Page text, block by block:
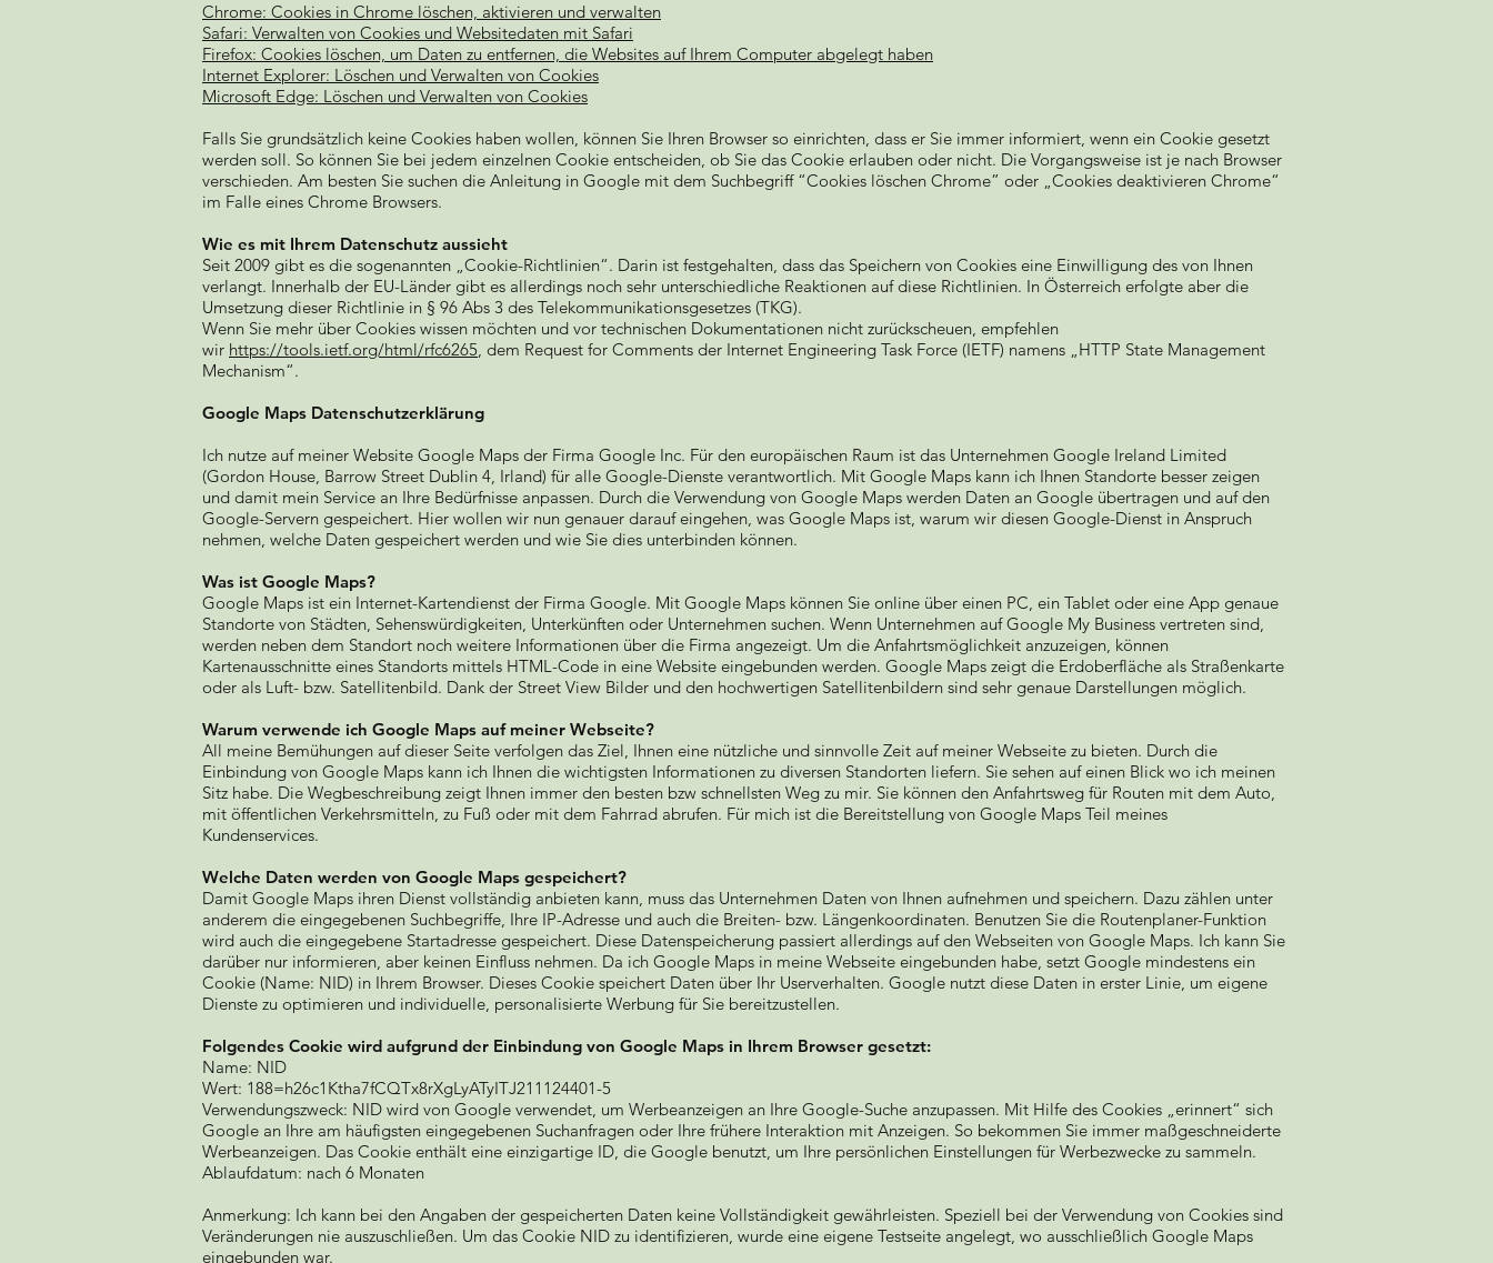
Chrome: Cookies in Chrome löschen, aktivieren und verwalten
Safari: Verwalten von Cookies und Websitedaten mit Safari
Firefox: Cookies löschen, um Daten zu entfernen, die Websites auf Ihrem Computer abgelegt haben
Internet Explorer: Löschen und Verwalten von Cookies
Microsoft Edge: Löschen und Verwalten von Cookies
Falls Sie grundsätzlich keine Cookies haben wollen, können Sie Ihren Browser so einrichten, dass er Sie immer informiert, wenn ein Cookie gesetzt
werden soll. So können Sie bei jedem einzelnen Cookie entscheiden, ob Sie das Cookie erlauben oder nicht. Die Vorgangsweise ist je nach Browser
verschieden. Am besten Sie suchen die Anleitung in Google mit dem Suchbegriff “Cookies löschen Chrome” oder „Cookies deaktivieren Chrome“
im Falle eines Chrome Browsers.
Wie es mit Ihrem Datenschutz aussieht
Seit 2009 gibt es die sogenannten „Cookie-Richtlinien“. Darin ist festgehalten, dass das Speichern von Cookies eine Einwilligung des von Ihnen
verlangt. Innerhalb der EU-Länder gibt es allerdings noch sehr unterschiedliche Reaktionen auf diese Richtlinien. In Österreich erfolgte aber die
Umsetzung dieser Richtlinie in § 96 Abs 3 des Telekommunikationsgesetzes (TKG).
Wenn Sie mehr über Cookies wissen möchten und vor technischen Dokumentationen nicht zurückscheuen, empfehlen
wir https://tools.ietf.org/html/rfc6265, dem Request for Comments der Internet Engineering Task Force (IETF) namens „HTTP State Management
Mechanism“.
Google Maps Datenschutzerklärung
Ich nutze auf meiner Website Google Maps der Firma Google Inc. Für den europäischen Raum ist das Unternehmen Google Ireland Limited
(Gordon House, Barrow Street Dublin 4, Irland) für alle Google-Dienste verantwortlich. Mit Google Maps kann ich Ihnen Standorte besser zeigen
und damit mein Service an Ihre Bedürfnisse anpassen. Durch die Verwendung von Google Maps werden Daten an Google übertragen und auf den
Google-Servern gespeichert. Hier wollen wir nun genauer darauf eingehen, was Google Maps ist, warum wir diesen Google-Dienst in Anspruch
nehmen, welche Daten gespeichert werden und wie Sie dies unterbinden können.
Was ist Google Maps?
Google Maps ist ein Internet-Kartendienst der Firma Google. Mit Google Maps können Sie online über einen PC, ein Tablet oder eine App genaue
Standorte von Städten, Sehenswürdigkeiten, Unterkünften oder Unternehmen suchen. Wenn Unternehmen auf Google My Business vertreten sind,
werden neben dem Standort noch weitere Informationen über die Firma angezeigt. Um die Anfahrtsmöglichkeit anzuzeigen, können
Kartenausschnitte eines Standorts mittels HTML-Code in eine Website eingebunden werden. Google Maps zeigt die Erdoberfläche als Straßenkarte
oder als Luft- bzw. Satellitenbild. Dank der Street View Bilder und den hochwertigen Satellitenbildern sind sehr genaue Darstellungen möglich.
Warum verwende ich Google Maps auf meiner Webseite?
All meine Bemühungen auf dieser Seite verfolgen das Ziel, Ihnen eine nützliche und sinnvolle Zeit auf meiner Webseite zu bieten. Durch die
Einbindung von Google Maps kann ich Ihnen die wichtigsten Informationen zu diversen Standorten liefern. Sie sehen auf einen Blick wo ich meinen
Sitz habe. Die Wegbeschreibung zeigt Ihnen immer den besten bzw schnellsten Weg zu mir. Sie können den Anfahrtsweg für Routen mit dem Auto,
mit öffentlichen Verkehrsmitteln, zu Fuß oder mit dem Fahrrad abrufen. Für mich ist die Bereitstellung von Google Maps Teil meines
Kundenservices.
Welche Daten werden von Google Maps gespeichert?
Damit Google Maps ihren Dienst vollständig anbieten kann, muss das Unternehmen Daten von Ihnen aufnehmen und speichern. Dazu zählen unter
anderem die eingegebenen Suchbegriffe, Ihre IP-Adresse und auch die Breiten- bzw. Längenkoordinaten. Benutzen Sie die Routenplaner-Funktion
wird auch die eingegebene Startadresse gespeichert. Diese Datenspeicherung passiert allerdings auf den Webseiten von Google Maps. Ich kann Sie
darüber nur informieren, aber keinen Einfluss nehmen. Da ich Google Maps in meine Webseite eingebunden habe, setzt Google mindestens ein
Cookie (Name: NID) in Ihrem Browser. Dieses Cookie speichert Daten über Ihr Userverhalten. Google nutzt diese Daten in erster Linie, um eigene
Dienste zu optimieren und individuelle, personalisierte Werbung für Sie bereitzustellen.
Folgendes Cookie wird aufgrund der Einbindung von Google Maps in Ihrem Browser gesetzt:
Name: NID
Wert: 188=h26c1Ktha7fCQTx8rXgLyATyITJ211124401-5
Verwendungszweck: NID wird von Google verwendet, um Werbeanzeigen an Ihre Google-Suche anzupassen. Mit Hilfe des Cookies „erinnert“ sich
Google an Ihre am häufigsten eingegebenen Suchanfragen oder Ihre frühere Interaktion mit Anzeigen. So bekommen Sie immer maßgeschneiderte
Werbeanzeigen. Das Cookie enthält eine einzigartige ID, die Google benutzt, um Ihre persönlichen Einstellungen für Werbezwecke zu sammeln.
Ablaufdatum: nach 6 Monaten
Anmerkung: Ich kann bei den Angaben der gespeicherten Daten keine Vollständigkeit gewährleisten. Speziell bei der Verwendung von Cookies sind
Veränderungen nie auszuschließen. Um das Cookie NID zu identifizieren, wurde eine eigene Testseite angelegt, wo ausschließlich Google Maps
eingebunden war.